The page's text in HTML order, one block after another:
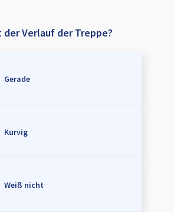
der Verlauf der Treppe?
Gerade
Kurvig
Weiß nicht